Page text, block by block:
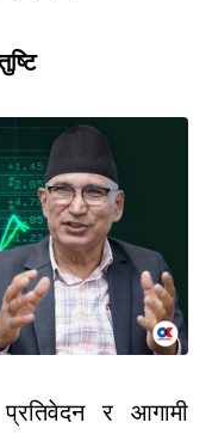
र आगामी